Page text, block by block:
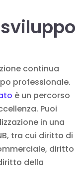
continua
professionale.
è un percorso
Puoi
in una
tra cui diritto di
diritto
della